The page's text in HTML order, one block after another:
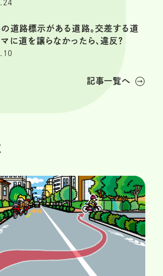
道路標示がある道路。交差する道
に道を譲らなかったら、違反？
記事一覧へ